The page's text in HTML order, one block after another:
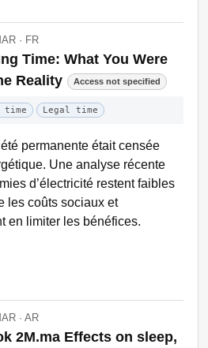
· FR
Time: What You Were
Reality
Access not specified
time Legal time
permanente était censée
Une analyse récente
d’électricité restent faibles
les coûts sociaux et
en limiter les bénéfices.
· AR
2M.ma Effects on sleep,